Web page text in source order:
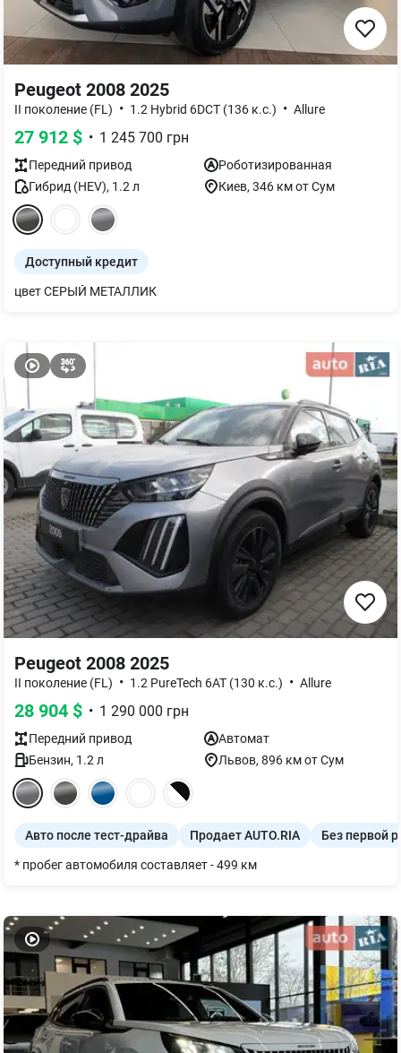
Peugeot 2008 2025
II поколение (FL) • 1.2 Hybrid 6DCT (136 к.с.) • Allure
27 912 $ • 1 245 700 грн
Передний привод
Роботизированная
Гибрид (HEV), 1.2л Киев, 346 км от Сум
Доступный кредит
цвет СЕРЫЙ МЕТАЛЛИК
Peugeot 2008 2025
II поколение (FL) • 1.2 PureTech 6AT (130 к.с.) • Allure
28 904 $ • 1 290 000 грн
Передний привод
Автомат
Бензин, 1.2л Львов, 896 км от Сум
Авто после тест-драйва Продает AUTO.RIA Без первой
* пробег автомобиля составляет - 499 км